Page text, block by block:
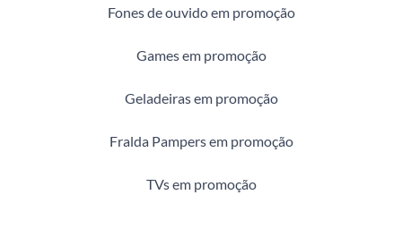
Fones de ouvido em promoção
Games em promoção
Geladeiras em promoção
Fralda Pampers em promoção
TVs em promoção